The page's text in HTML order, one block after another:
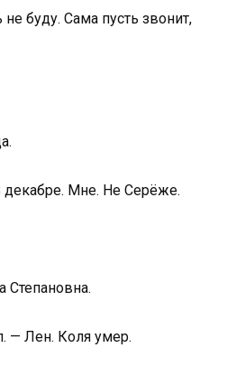
буду. Сама пусть звонит,
Мне. Не Серёже.
Степановна.
— Лен. Коля умер.